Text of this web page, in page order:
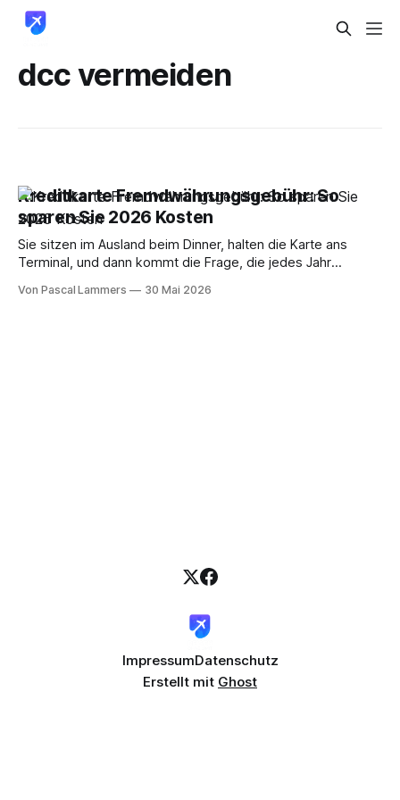
dcc vermeiden
Kreditkarte Fremdwährungsgebühr: So
sparen Sie 2026 Kosten
Sie sitzen im Ausland beim Dinner, halten die Karte ans
Terminal, und dann kommt die Frage, die jedes Jahr
Landeswährung abrechnen? Viele tippen auf Euro, weil es
Von Pascal Lammers 30 Mai 2026
ImpressumDatenschutz
Erstellt mit Ghost